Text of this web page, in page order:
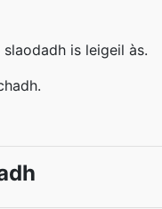
slaodadh is leigeil às.